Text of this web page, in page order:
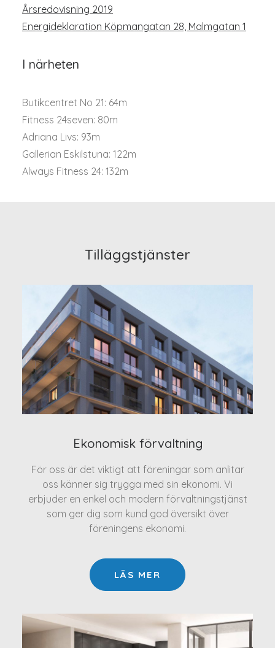
Årsredovisning 2019
Energideklaration Köpmangatan 28, Malmgatan 1
I närheten
Butikcentret No 21: 64m
Fitness 24seven: 80m
Adriana Livs: 93m
Gallerian Eskilstuna: 122m
Always Fitness 24: 132m
Tilläggstjänster
Ekonomisk förvaltning
För oss är det viktigt att föreningar som anlitar
oss känner sig trygga med sin ekonomi. Vi
erbjuder en enkel och modern förvaltningstjänst
som ger dig som kund god översikt över
föreningens ekonomi.
LÄS MER